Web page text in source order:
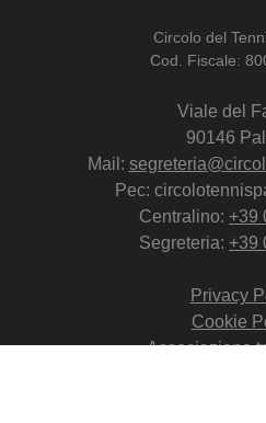
Circolo del
Cod. Fiscale:
Viale del
90146
Mail:
Pec:
Centralino: +39
Segreteria: +39
Privacy
Cookie
Associazione